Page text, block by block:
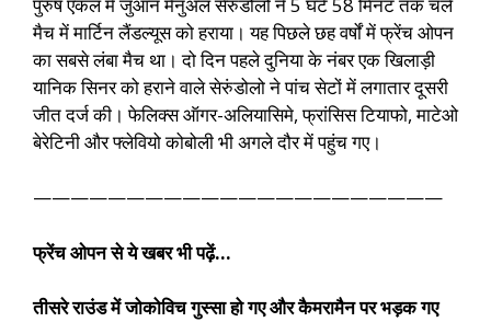
मैच में मार्टिन लैंडल्यूस को हराया। यह पिछले छह वर्षों में फ्रेंच ओपन
का सबसे लंबा मैच था। दो दिन पहले दुनिया के नंबर एक खिलाड़ी
यानिक सिनर को हराने वाले सेरुंडोलो ने पांच सेटों में लगातार दूसरी
जीत दर्ज की। फेलिक्स ऑगर-अलियासिमे, फ्रांसिस टियाफो, माटेओ
बेरेटिनी और फ्लेवियो कोबोली भी अगले दौर में पहुंच गए।
——————————————————————
फ्रेंच ओपन से ये खबर भी पढ़ें…
तीसरे राउंड में जोकोविच गुस्सा हो गए और कैमरामैन पर भड़क गए